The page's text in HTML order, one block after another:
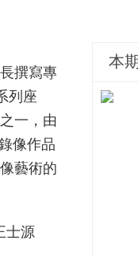
撰寫專
列座
一，由
像作品
藝術的
本